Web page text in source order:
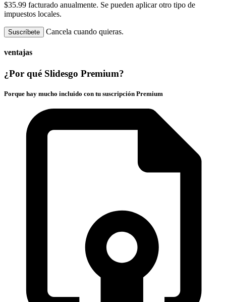
$35.99 facturado anualmente. Se pueden aplicar otro tipo de
impuestos locales.
Suscríbete Cancela cuando quieras.
ventajas
¿Por qué Slidesgo Premium?
Porque hay mucho incluido con tu suscripción Premium